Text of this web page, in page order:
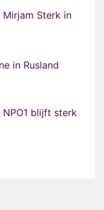
Mirjam Sterk in
in Rusland
NPO1 blijft sterk